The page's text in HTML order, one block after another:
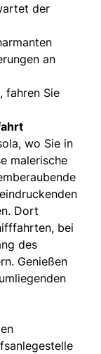
der
an
fahren Sie
wo Sie in
malerische
Dort
bei
des
Genießen